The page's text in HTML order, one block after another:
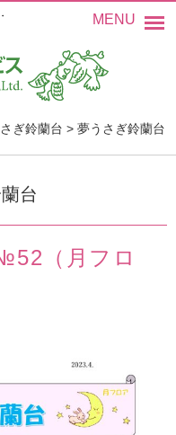
MENU
ぎ鈴蘭台 > 夢うさぎ鈴蘭台
台
（月フロ